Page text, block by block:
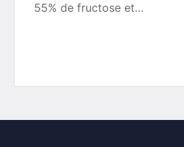
55% de fructose et…